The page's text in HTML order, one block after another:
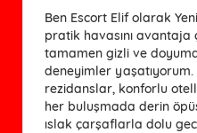
Ben Escort Elif olarak
pratik havasını
tamamen gizli ve
deneyimler
rezidanslar, konforlu
her buluşmada derin
ıslak çarşaflarla dolu